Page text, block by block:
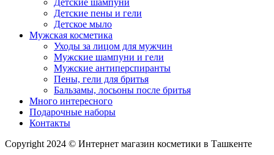
Детские шампуни
Детские пены и гели
Детское мыло
Мужская косметика
Уходы за лицом для мужчин
Мужские шампуни и гели
Мужские антиперспиранты
Пены, гели для бритья
Бальзамы, лосьоны после бритья
Много интересного
Подарочные наборы
Контакты
Copyright 2024 © Интернет магазин косметики в Ташкенте